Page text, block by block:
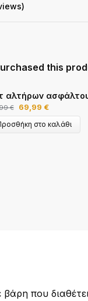
this
αλτήρων
€ 69,99 €
στο καλάθι
που